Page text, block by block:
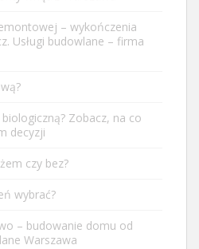
– wykończenia
Usługi budowlane – firma
Zobacz, na co
decyzji
czy bez?
wybrać?
– budowanie domu od
Warszawa